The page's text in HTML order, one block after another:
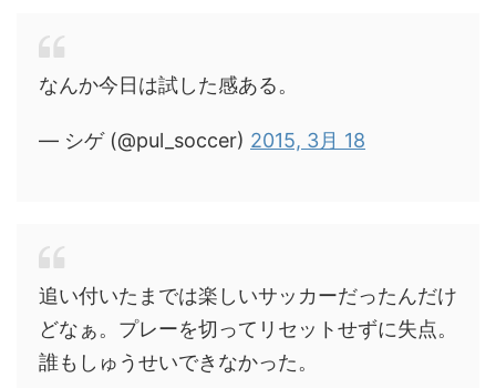
なんか今日は試した感ある。
— シゲ (@pul_soccer) 2015, 3月 18
追い付いたまでは楽しいサッカーだったんだけ
どなぁ。プレーを切ってリセットせずに失点。
誰もしゅうせいできなかった。